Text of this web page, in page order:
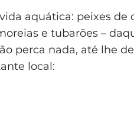
aquática: peixes de
e tubarões –
perca nada, até lhe
local: